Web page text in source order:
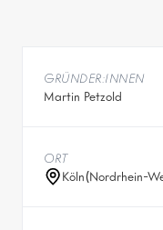
GRÜNDER:INNEN
Martin Petzold
ORT
Köln(Nordrhein-